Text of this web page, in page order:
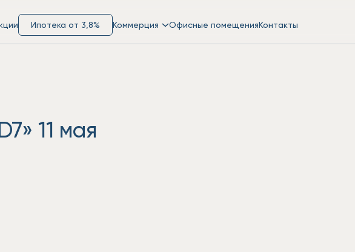
Ипотека от 3,8% Коммерция Офисные помещенияКонтакты
11 мая